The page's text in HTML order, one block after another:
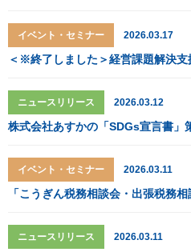
イベント・セミナー 2026.03.17
＜※終了しました＞経営課題解決
ニュースリリース 2026.03.12
株式会社あすかの「SDGs宣言書」
イベント・セミナー 2026.03.11
「こうぎん税務相談会・出張税務
ニュースリリース 2026.03.11